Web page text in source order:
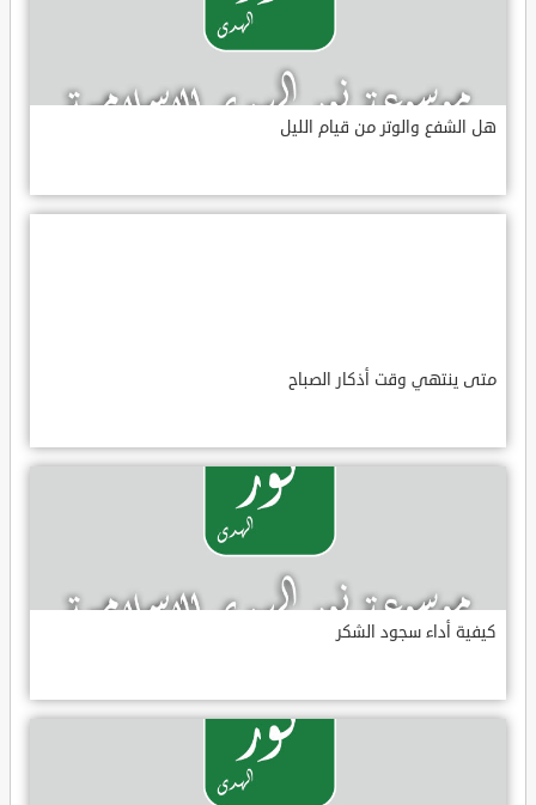
هل الشفع والوتر من قيام الليل
متى ينتهي وقت أذكار الصباح
كيفية أداء سجود الشكر